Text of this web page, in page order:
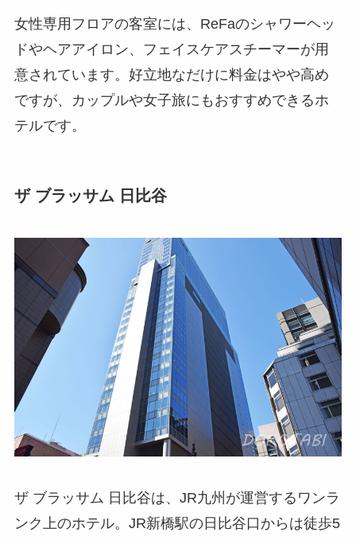
女性専用フロアの客室には、ReFaのシャワーヘッ
ドやヘアアイロン、フェイスケアスチーマーが用
意されています。好立地なだけに料金はやや高め
ですが、カップルや女子旅にもおすすめできるホ
テルです。
ザ ブラッサム 日比谷
ザ ブラッサム 日比谷は、JR九州が運営するワンラ
ンク上のホテル。JR新橋駅の日比谷口からは徒歩5